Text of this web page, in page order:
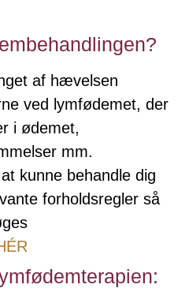
af hævelsen
ved lymfødemet, der
i ødemet,
mm.
kunne behandle dig
forholdsregler så